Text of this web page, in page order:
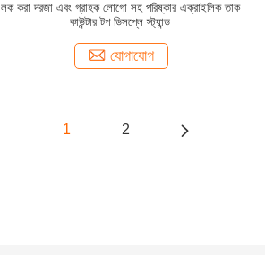
লক করা দরজা এবং গ্রাহক লোগো সহ পরিষ্কার এক্রাইলিক তাক
কাউন্টার টপ ডিসপ্লে স্ট্যান্ড
যোগাযোগ
1 2